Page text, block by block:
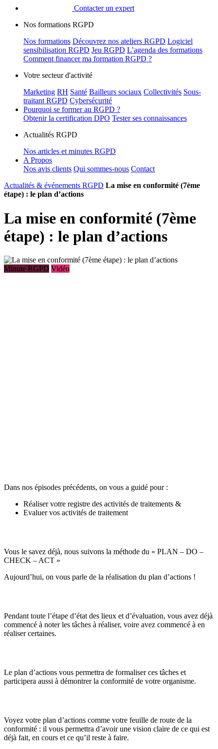
Contacter un expert
Nos formations RGPD
Nos formations Découvrez nos ateliers RGPD Logiciel
sensibilisation RGPD Jeu RGPD L’agenda des formations
Comment financer ma formation RGPD ?
Votre secteur d'activité
Marketing RH Santé Bailleurs sociaux Collectivités Sous-
traitant RGPD Cybersécurité
Pourquoi se former au RGPD ?
Obtenir la certification DPO Tester ses connaissances
Actualités RGPD
Nos articles et minutes RGPD
A Propos
Nos avis clients Qui sommes-nous Contact
Actualités & événements RGPD La mise en conformité (7ème
étape) : le plan d’actions
La mise en conformité (7ème
étape) : le plan d’actions
Minute RGPD Vidéo
Dans nos épisodes précédents, on vous a guidé pour :
Réaliser votre registre des activités de traitements &
Evaluer vos activités de traitement
Vous le savez déjà, nous suivons la méthode du « PLAN – DO –
CHECK – ACT »
Aujourd’hui, on vous parle de la réalisation du plan d’actions !
Pendant toute l’étape d’état des lieux et d’évaluation, vous avez déjà
commencé à noter les tâches à réaliser, voire avez commencé à en
réaliser certaines.
Le plan d’actions vous permettra de formaliser ces tâches et
participera aussi à démontrer la conformité de votre organisme.
Voyez votre plan d’actions comme votre feuille de route de la
conformité : il vous permettra d’avoir une vision claire de ce qui est
déjà fait, en cours et ce qu’il reste à faire.